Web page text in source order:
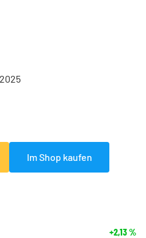
Im Shop kaufen
+2,13%